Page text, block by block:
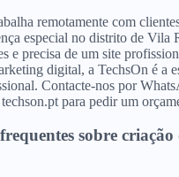
remotamente com
especial no distrito de Vila
e precisa de um site
digital, a TechsOn é a
Contacte-nos por
para pedir um
sobre criação